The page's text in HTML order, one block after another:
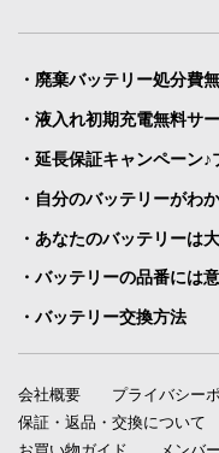
・廃棄バッテリー処分費
・液入れ初期充電無料サ
・延長保証キャンペーン
・自分のバッテリーがわ
・あなたのバッテリーは
・バッテリーの品番には
・バッテリー交換方法
会社概要 プライバシー
保証・返品・交換について